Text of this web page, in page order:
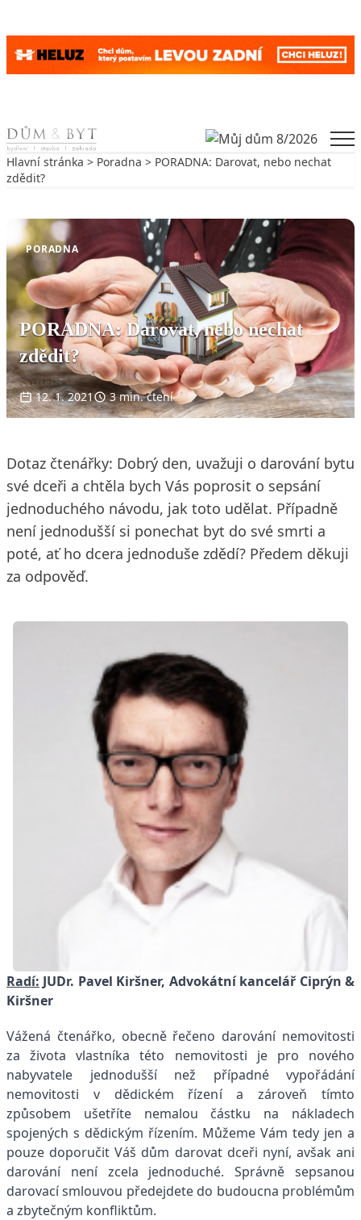
Skip to content
Hlavní stránka > Poradna > PORADNA: Darovat, nebo nechat
zdědit?
PORADNA
PORADNA: Darovat, nebo nechat
zdědit?
12. 1. 2021 3 min. čtení
Dotaz čtenářky: Dobrý den, uvažuji o darování bytu
své dceři a chtěla bych Vás poprosit o sepsání
jednoduchého návodu, jak toto udělat. Případně
není jednodušší si ponechat byt do své smrti a
poté, ať ho dcera jednoduše zdědí? Předem děkuji
za odpověď.
Radí: JUDr. Pavel Kiršner, Advokátní kancelář Ciprýn &
Kiršner
Vážená čtenářko, obecně řečeno darování nemovitosti
za života vlastníka této nemovitosti je pro nového
nabyvatele jednodušší než případné vypořádání
nemovitosti v dědickém řízení a zároveň tímto
způsobem ušetříte nemalou částku na nákladech
spojených s dědickým řízením. Můžeme Vám tedy jen a
pouze doporučit Váš dům darovat dceři nyní, avšak ani
darování není zcela jednoduché. Správně sepsanou
darovací smlouvou předejdete do budoucna problémům
a zbytečným konfliktům.